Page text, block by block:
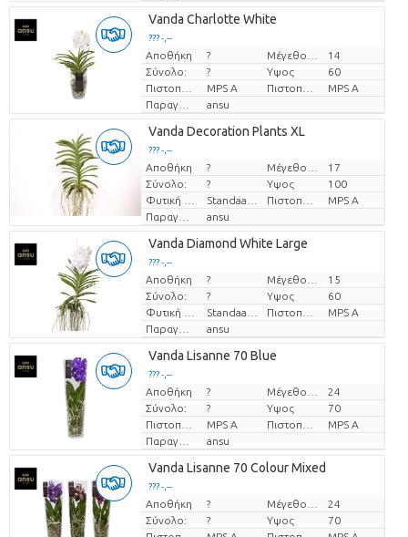
Vanda Charlotte White
??? -,--
Τιμή ανά τεμάχιο
Αποθήκη ?
14
Σύνολο:
? Υψος
60
MPS A
MPS A
Παραγωγός
ansu
Vanda Decoration Plants XL
??? -,--
Τιμή ανά τεμάχιο
Αποθήκη ?
17
Σύνολο:
? Υψος
100
MPS A
Παραγωγός
ansu
Vanda Diamond White Large
??? -,--
Τιμή ανά τεμάχιο
Αποθήκη ?
15
Σύνολο:
? Υψος
60
MPS A
Παραγωγός
ansu
Vanda Lisanne 70 Blue
??? -,--
Τιμή ανά τεμάχιο
Αποθήκη ?
24
Σύνολο:
? Υψος
70
MPS A
MPS A
Παραγωγός
ansu
Vanda Lisanne 70 Colour Mixed
??? -,--
Τιμή ανά τεμάχιο
Αποθήκη ?
24
Σύνολο:
? Υψος
70